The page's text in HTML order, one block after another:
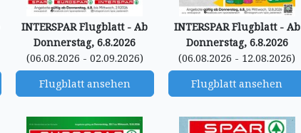
INTERSPAR Flugblatt - Ab
Donnerstag, 6.8.2026
(06.08.2026 - 02.09.2026)
Flugblatt ansehen
INTERSPAR Flugblatt - Ab
Donnerstag, 6.8.2026
(06.08.2026 - 12.08.2026)
Flugblatt ansehen